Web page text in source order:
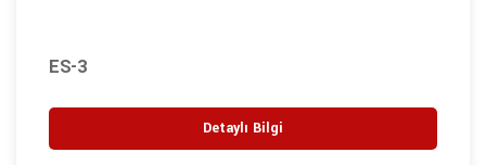
ES-3
Detaylı Bilgi